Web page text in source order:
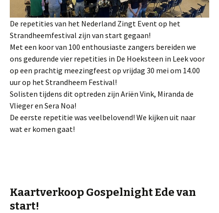
De repetities van het Nederland Zingt Event op het
Strandheemfestival zijn van start gegaan!
Met een koor van 100 enthousiaste zangers bereiden we
ons gedurende vier repetities in De Hoeksteen in Leek voor
op een prachtig meezingfeest op vrijdag 30 mei om 14.00
uur op het Strandheem Festival!
Solisten tijdens dit optreden zijn Ariën Vink, Miranda de
Vlieger en Sera Noa!
De eerste repetitie was veelbelovend! We kijken uit naar
wat er komen gaat!
Kaartverkoop Gospelnight Ede van
start!